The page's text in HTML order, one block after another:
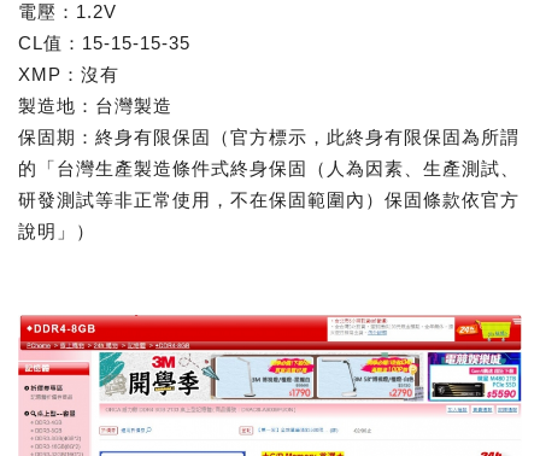
電壓：1.2V
CL值：15-15-15-35
XMP：沒有
製造地：台灣製造
保固期：終身有限保固（官方標示，此終身有限保固為所謂
的「台灣生產製造條件式終身保固（人為因素、生產測試、
研發測試等非正常使用，不在保固範圍內）保固條款依官方
說明」）